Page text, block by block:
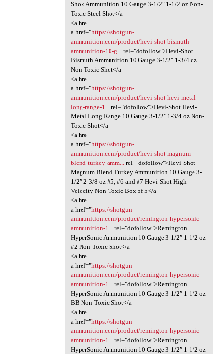
Shok Ammunition 10 Gauge 3-1/2″ 1-1/2 oz Non-
Toxic Steel Shot</a
<a hre
a href="https://shotgun-
ammunition.com/product/hevi-shot-bismuth-
ammunition-10-g...rel="dofollow">Hevi-Shot
Bismuth Ammunition 10 Gauge 3-1/2″ 1-3/4 oz
Non-Toxic Shot</a
<a hre
a href="https://shotgun-
ammunition.com/product/hevi-shot-hevi-metal-
long-range-1...rel="dofollow">Hevi-Shot Hevi-
Metal Long Range 10 Gauge 3-1/2″ 1-3/4 oz Non-
Toxic Shot</a
<a hre
a href="https://shotgun-
ammunition.com/product/hevi-shot-magnum-
blend-turkey-amm...rel="dofollow">Hevi-Shot
Magnum Blend Turkey Ammunition 10 Gauge 3-
1/2″ 2-3/8 oz #5, #6 and #7 Hevi-Shot High
Velocity Non-Toxic Box of 5</a
<a hre
a href="https://shotgun-
ammunition.com/product/remington-hypersonic-
ammunition-1...rel="dofollow">Remington
HyperSonic Ammunition 10 Gauge 3-1/2″ 1-1/2 oz
#2 Non-Toxic Shot</a
<a hre
a href="https://shotgun-
ammunition.com/product/remington-hypersonic-
ammunition-1...rel="dofollow">Remington
HyperSonic Ammunition 10 Gauge 3-1/2″ 1-1/2 oz
BB Non-Toxic Shot</a
<a hre
a href="https://shotgun-
ammunition.com/product/remington-hypersonic-
ammunition-1...rel="dofollow">Remington
HyperSonic Ammunition 10 Gauge 3-1/2″ 1-1/2 oz